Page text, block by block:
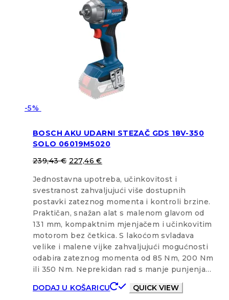
-5%
BOSCH AKU UDARNI STEZAČ GDS 18V-350
SOLO 06019M5020
239,43€ 227,46€
Jednostavna upotreba, učinkovitost i
svestranost zahvaljujući više dostupnih
postavki zateznog momenta i kontroli brzine.
Praktičan, snažan alat s malenom glavom od
131 mm, kompaktnim mjenjačem i učinkovitim
motorom bez četkica. S lakoćom svladava
velike i malene vijke zahvaljujući mogućnosti
odabira zateznog momenta od 85 Nm, 200 Nm
ili 350 Nm. Neprekidan rad s manje punjenja…
DODAJ U KOŠARICU
QUICK VIEW